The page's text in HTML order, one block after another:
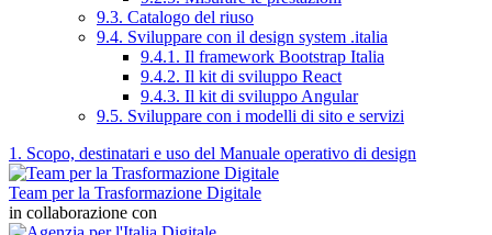
9.3. Catalogo del riuso
9.4. Sviluppare con il design system .italia
9.4.1. Il framework Bootstrap Italia
9.4.2. Il kit di sviluppo React
9.4.3. Il kit di sviluppo Angular
9.5. Sviluppare con i modelli di sito e servizi
1. Scopo, destinatari e uso del Manuale operativo di design
Team per la Trasformazione Digitale
in collaborazione con